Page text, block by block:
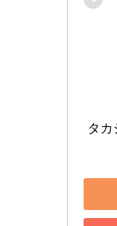
タカ